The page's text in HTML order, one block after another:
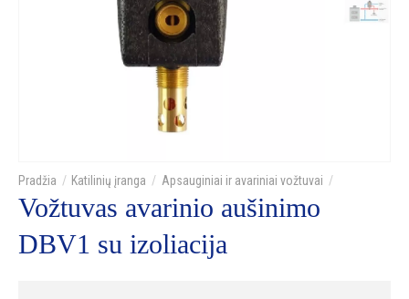
Katilinių įranga Apsauginiai ir avariniai vožtuvai
Vožtuvas avarinio aušinimo
DBV1 su izoliacija